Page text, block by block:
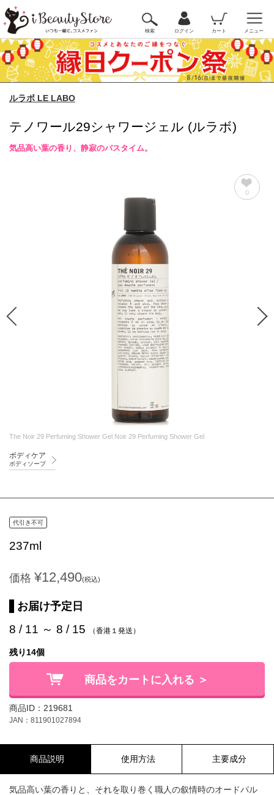
検索 ログイン カート メニュー
ルラボ LE LABO
テノワール29シャワージェル (ルラボ)
気品高い葉の香り、静寂のバスタイム。
0
The Noir 29 Perfuming Shower Gel Noir 29 Perfuming Shower Gel
ボディケア
ボディソープ
代引き不可
237ml
価格 ¥12,490(税込)
お届け予定日
8 / 11 ～ 8 / 15 （香港１発送）
残り14個
商品をカートに入れる ＞
商品ID：219681
JAN：811901027894
商品説明 使用方法 主要成分
気品高い葉の香りと、それを取り巻く職人の叙情時のオードパル